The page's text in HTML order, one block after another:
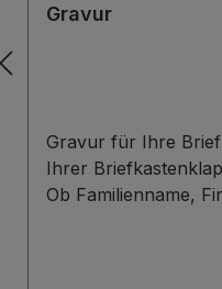
Gravur
Gravur für Ihre
Ihrer
Ob Familienname,